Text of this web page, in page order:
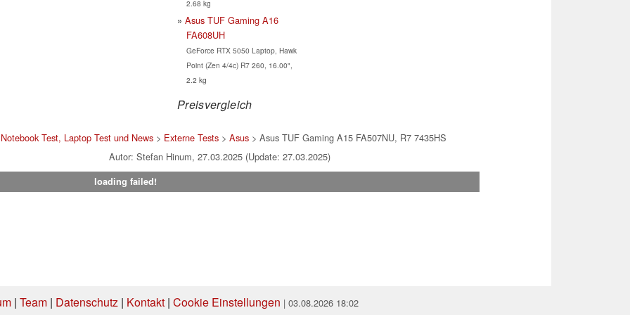
2.68 kg
Asus TUF Gaming A16
FA608UH
GeForce RTX 5050 Laptop, Hawk
Point (Zen 4/4c) R7 260, 16.00",
2.2 kg
Preisvergleich
Notebook Test, Laptop Test und News> Externe Tests> Asus> Asus TUF Gaming A15 FA507NU, R7 7435HS
Autor: Stefan Hinum, 27.03.2025 (Update: 27.03.2025)
loading failed!
| Team | Datenschutz | Kontakt | Cookie Einstellungen | 03.08.2026 18:02